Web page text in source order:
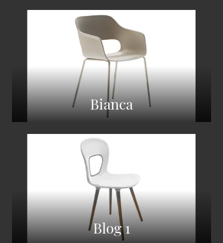
Bianca
Blog 1